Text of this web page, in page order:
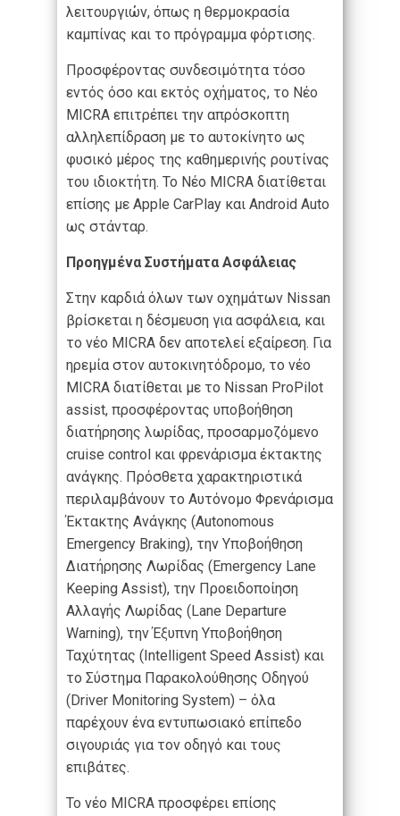
λειτουργιών, όπως η θερμοκρασία
καμπίνας και το πρόγραμμα φόρτισης.
Προσφέροντας συνδεσιμότητα τόσο
εντός όσο και εκτός οχήματος, το Νέο
MICRA επιτρέπει την απρόσκοπτη
αλληλεπίδραση με το αυτοκίνητο ως
φυσικό μέρος της καθημερινής ρουτίνας
του ιδιοκτήτη. Το Νέο MICRA διατίθεται
επίσης με Apple CarPlay και Android Auto
ως στάνταρ.
Προηγμένα Συστήματα Ασφάλειας
Στην καρδιά όλων των οχημάτων Nissan
βρίσκεται η δέσμευση για ασφάλεια, και
το νέο MICRA δεν αποτελεί εξαίρεση. Για
ηρεμία στον αυτοκινητόδρομο, το νέο
MICRA διατίθεται με το Nissan ProPilot
assist, προσφέροντας υποβοήθηση
διατήρησης λωρίδας, προσαρμοζόμενο
cruise control και φρενάρισμα έκτακτης
ανάγκης. Πρόσθετα χαρακτηριστικά
περιλαμβάνουν το Αυτόνομο Φρενάρισμα
Έκτακτης Ανάγκης (Autonomous
Emergency Braking), την Υποβοήθηση
Διατήρησης Λωρίδας (Emergency Lane
Keeping Assist), την Προειδοποίηση
Αλλαγής Λωρίδας (Lane Departure
Warning), την Έξυπνη Υποβοήθηση
Ταχύτητας (Intelligent Speed Assist) και
το Σύστημα Παρακολούθησης Οδηγού
(Driver Monitoring System) – όλα
παρέχουν ένα εντυπωσιακό επίπεδο
σιγουριάς για τον οδηγό και τους
επιβάτες.
Το νέο MICRA προσφέρει επίσης